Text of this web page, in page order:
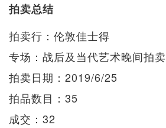
拍卖总结
拍卖行：伦敦佳士得
专场：战后及当代艺术晚间拍卖
拍卖日期：2019/6/25
拍品数目：35
成交：32